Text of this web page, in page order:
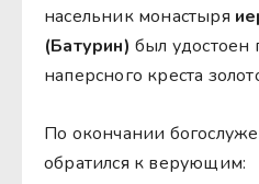
насельник монастыря
(Батурин) был удостоен
наперсного креста
По окончании
обратился к верующим: